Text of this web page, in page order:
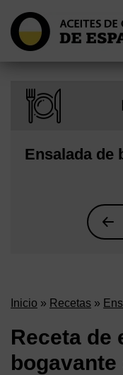
Ensalada de
Inicio » Recetas »
Receta de